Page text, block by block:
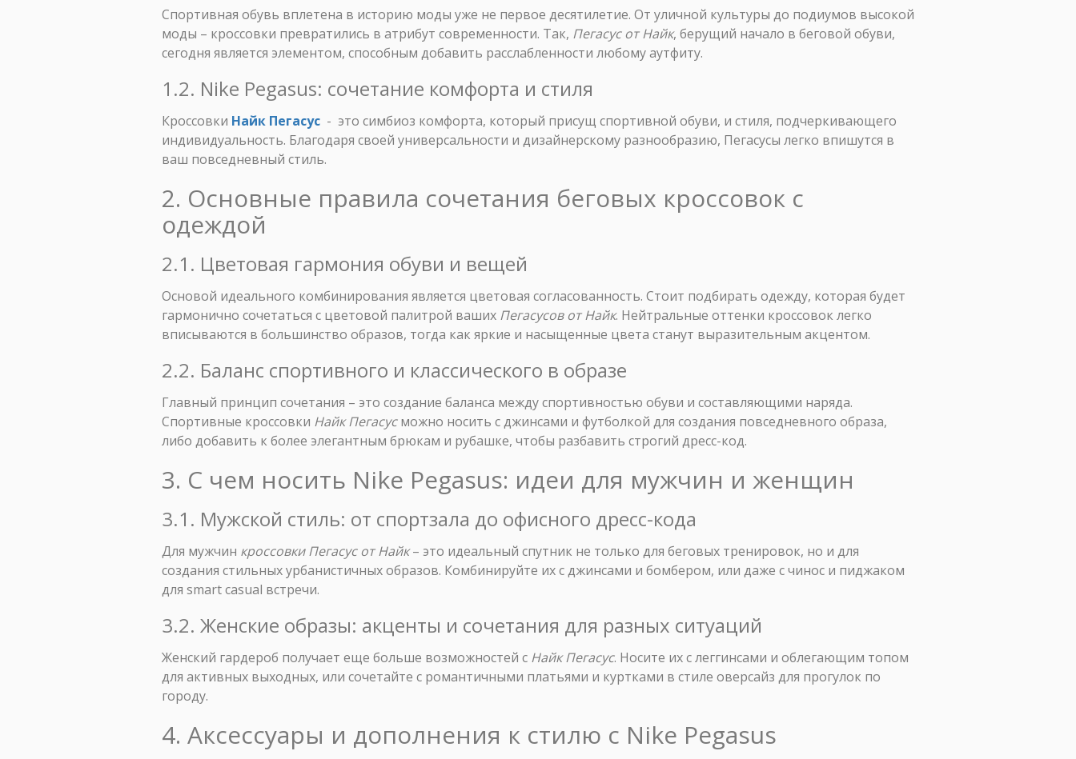
Спортивная обувь вплетена в историю моды уже не первое десятилетие. От уличной культуры до подиумов высокой
моды – кроссовки превратились в атрибут современности. Так, Пегасус от Найк, берущий начало в беговой обуви,
сегодня является элементом, способным добавить расслабленности любому аутфиту.
1.2. Nike Pegasus: сочетание комфорта и стиля
Кроссовки Найк Пегасус - это симбиоз комфорта, который присущ спортивной обуви, и стиля, подчеркивающего
индивидуальность. Благодаря своей универсальности и дизайнерскому разнообразию, Пегасусы легко впишутся в
ваш повседневный стиль.
2. Основные правила сочетания беговых кроссовок с
одеждой
2.1. Цветовая гармония обуви и вещей
Основой идеального комбинирования является цветовая согласованность. Стоит подбирать одежду, которая будет
гармонично сочетаться с цветовой палитрой ваших Пегасусов от Найк. Нейтральные оттенки кроссовок легко
вписываются в большинство образов, тогда как яркие и насыщенные цвета станут выразительным акцентом.
2.2. Баланс спортивного и классического в образе
Главный принцип сочетания – это создание баланса между спортивностью обуви и составляющими наряда.
Спортивные кроссовки Найк Пегасусможно носить с джинсами и футболкой для создания повседневного образа,
либо добавить к более элегантным брюкам и рубашке, чтобы разбавить строгий дресс-код.
3. С чем носить Nike Pegasus: идеи для мужчин и женщин
3.1. Мужской стиль: от спортзала до офисного дресс-кода
Для мужчин кроссовки Пегасус от Найк– это идеальный спутник не только для беговых тренировок, но и для
создания стильных урбанистичных образов. Комбинируйте их с джинсами и бомбером, или даже с чинос и пиджаком
для smart casual встречи.
3.2. Женские образы: акценты и сочетания для разных ситуаций
Женский гардероб получает еще больше возможностей с Найк Пегасус. Носите их с леггинсами и облегающим топом
для активных выходных, или сочетайте с романтичными платьями и куртками в стиле оверсайз для прогулок по
городу.
4. Аксессуары и дополнения к стилю с Nike Pegasus